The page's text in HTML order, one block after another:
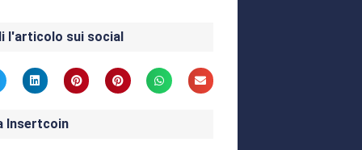
l'articolo sui social
Insertcoin